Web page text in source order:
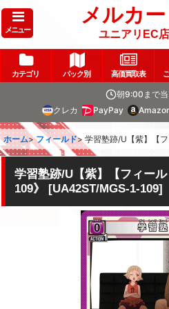
メニュー
メルカ
ユニアリEC店
カテゴリ パック別 高価買取表
朝9:00まで当
クレカ
PayPay
ホーム> フィールド> 学習塾跡/U【紫】【
学習塾跡/U【紫】【フィー
109》
[UA42ST/MGS-1-109]